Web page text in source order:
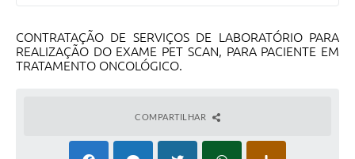
CONTRATAÇÃO DE SERVIÇOS DE LABORATÓRIO PARA
REALIZAÇÃO DO EXAME PET SCAN, PARA PACIENTE EM
TRATAMENTO ONCOLÓGICO.
COMPARTILHAR